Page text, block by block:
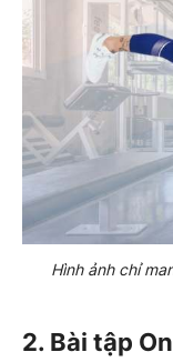
Hình ảnh chỉ
2. Bài tập